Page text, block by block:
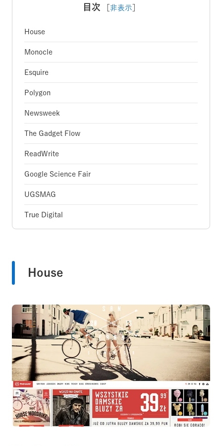
目次 非表示
House
Monocle
Esquire
Polygon
Newsweek
The Gadget Flow
ReadWrite
Google Science Fair
UGSMAG
True Digital
House